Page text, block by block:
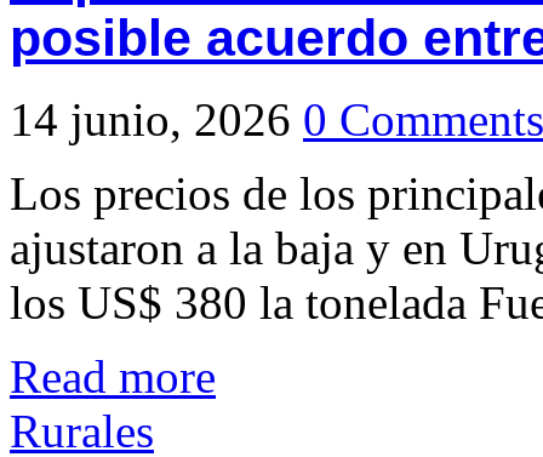
posible acuerdo
14 junio, 2026 0 Comments
Los precios de los
ajustaron a la baja y en
los US$ 380 la tonelada
Read more
Rurales